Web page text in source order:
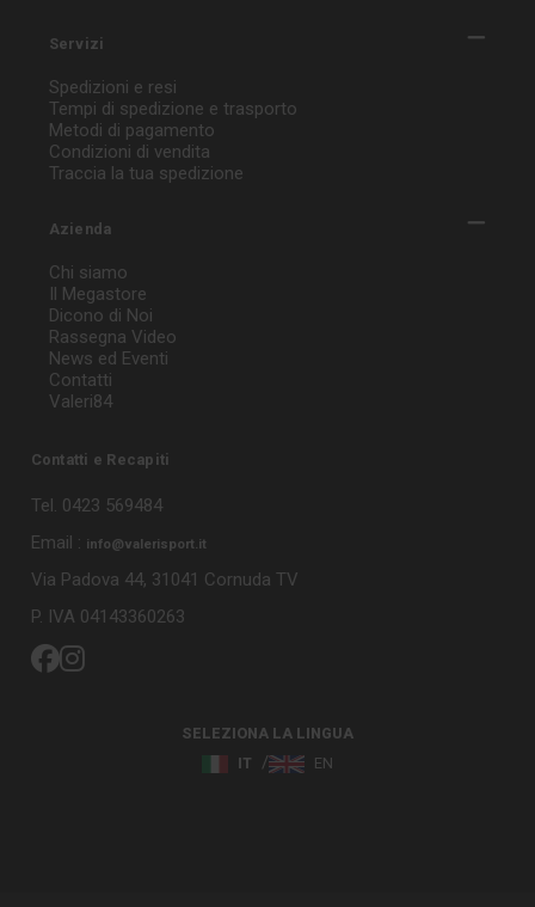
Servizi
Spedizioni e resi
Tempi di spedizione e trasporto
Metodi di pagamento
Condizioni di vendita
Traccia la tua spedizione
Azienda
Chi siamo
Il Megastore
Dicono di Noi
Rassegna Video
News ed Eventi
Contatti
Valeri84
Contatti e Recapiti
Tel. 0423 569484
Email : info@valerisport.it
Via Padova 44, 31041 Cornuda TV
P. IVA 04143360263
SELEZIONA LA LINGUA
IT
EN